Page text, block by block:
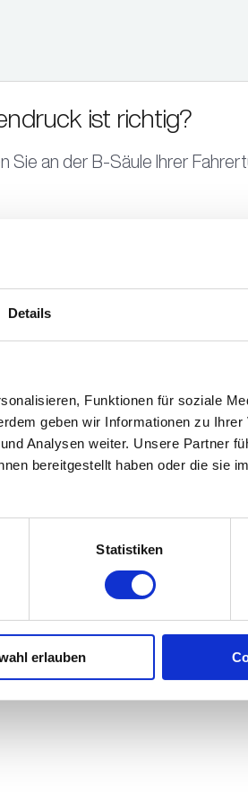
Details
Funktionen für soziale
geben wir Informationen zu Ihrer
Analysen weiter. Unsere Partner
bereitgestellt haben oder die sie
Statistiken
erlauben
ist richtig?
Sie an der B-Säule Ihrer
die Sternmarkierung
meine Felgen am